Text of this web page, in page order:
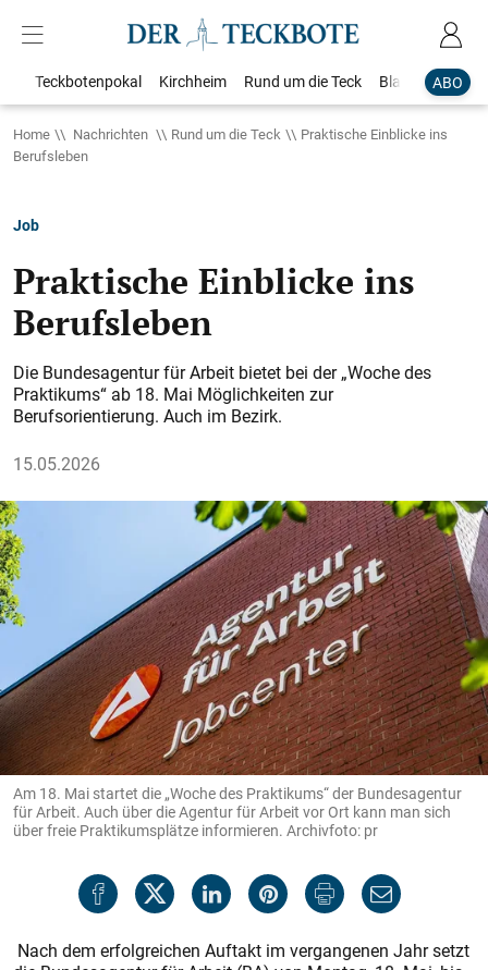
ABO
Teckbotenpokal Kirchheim Rund um die Teck Blaulicht
Home Nachrichten Rund um die Teck
Praktische Einblicke ins
Berufsleben
Job
Praktische Einblicke ins
Berufsleben
Die Bundesagentur für Arbeit bietet bei der „Woche des
Praktikums“ ab 18. Mai Möglichkeiten zur
Berufsorientierung. Auch im Bezirk.
15.05.2026
Am 18. Mai startet die „Woche des Praktikums“ der Bundesagentur
für Arbeit. Auch über die Agentur für Arbeit vor Ort kann man sich
über freie Praktikumsplätze informieren. Archivfoto: pr
Nach dem erfolgreichen Auftakt im vergangenen Jahr setzt